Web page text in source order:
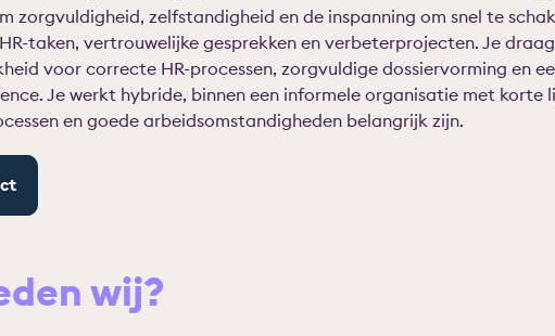
zorgvuldigheid, zelfstandigheid en de inspanning om snel te
taken, vertrouwelijke gesprekken en verbeterprojecten. Je
voor correcte HR-processen, zorgvuldige dossiervorming en
Je werkt hybride, binnen een informele organisatie met korte
en goede arbeidsomstandigheden belangrijk zijn.
wij?